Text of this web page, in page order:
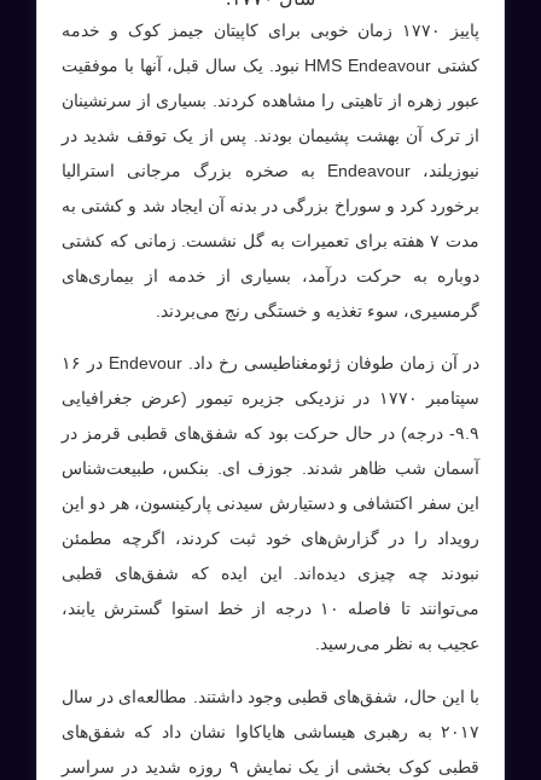
پاییز ۱۷۷۰ زمان خوبی برای کاپیتان جیمز کوک و خدمه
کشتی HMS Endeavour نبود. یک سال قبل، آنها با موفقیت
عبور زهره از تاهیتی را مشاهده کردند. بسیاری از سرنشینان
از ترک آن بهشت ​​پشیمان بودند. پس از یک توقف شدید در
نیوزیلند، Endeavour به صخره بزرگ مرجانی استرالیا
برخورد کرد و سوراخ بزرگی در بدنه آن ایجاد شد و کشتی به
مدت ۷ هفته برای تعمیرات به گل نشست. زمانی که کشتی
دوباره به حرکت درآمد، بسیاری از خدمه از بیماری‌های
گرمسیری، سوء تغذیه و خستگی رنج می‌بردند.
در آن زمان طوفان ژئومغناطیسی رخ داد. Endevour در ۱۶
سپتامبر ۱۷۷۰ در نزدیکی جزیره تیمور (عرض جغرافیایی
۹.۹- درجه) در حال حرکت بود که شفق‌های قطبی قرمز در
آسمان شب ظاهر شدند. جوزف ای. بنکس، طبیعت‌شناس
این سفر اکتشافی و دستیارش سیدنی پارکینسون، هر دو این
رویداد را در گزارش‌های خود ثبت کردند، اگرچه مطمئن
نبودند چه چیزی دیده‌اند. این ایده که شفق‌های قطبی
می‌توانند تا فاصله ۱۰ درجه از خط استوا گسترش یابند،
عجیب به نظر می‌رسید.
با این حال، شفق‌های قطبی وجود داشتند. مطالعه‌ای در سال
۲۰۱۷ به رهبری هیساشی هایاکاوا نشان داد که شفق‌های
قطبی کوک بخشی از یک نمایش ۹ روزه شدید در سراسر